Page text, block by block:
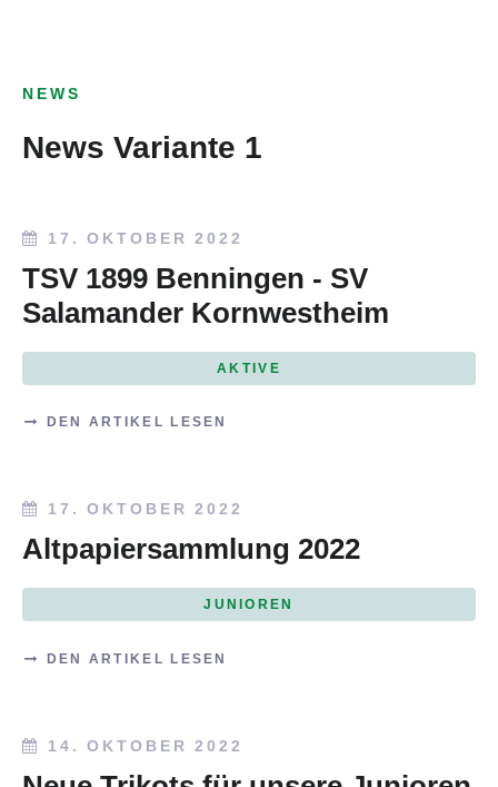
NEWS
News Variante 1
17. OKTOBER 2022
TSV 1899 Benningen - SV
Salamander Kornwestheim
AKTIVE
DEN ARTIKEL LESEN
17. OKTOBER 2022
Altpapiersammlung 2022
JUNIOREN
DEN ARTIKEL LESEN
14. OKTOBER 2022